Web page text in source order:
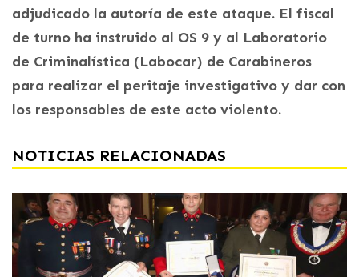
adjudicado la autoría de este ataque. El fiscal
de turno ha instruido al OS 9 y al Laboratorio
de Criminalística (Labocar) de Carabineros
para realizar el peritaje investigativo y dar con
los responsables de este acto violento.
NOTICIAS RELACIONADAS